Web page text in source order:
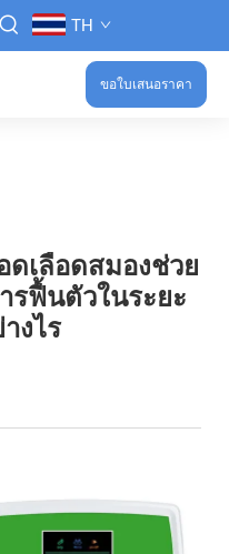
TH
ขอใบเสนอราคา
เลือดสมองช่วย
รฟื้นตัวในระยะ
งไร